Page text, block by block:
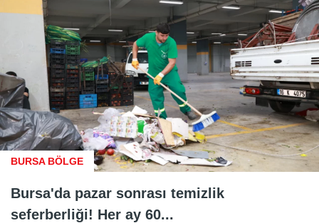
BURSA BÖLGE
Bursa'da pazar sonrası temizlik
seferberliği! Her ay 60...